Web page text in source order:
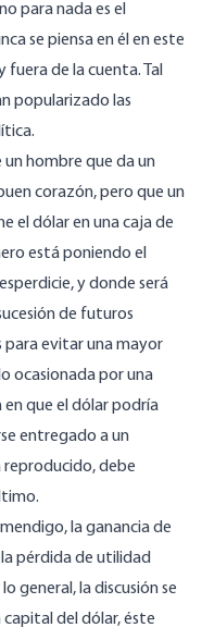
para nada es el
se piensa en él en este
de la cuenta. Tal
popularizado las
un hombre que da un
corazón, pero que un
el dólar en una caja de
está poniendo el
y donde será
de futuros
para evitar una mayor
ocasionada por una
en que el dólar podría
entregado a un
debe
la ganancia de
pérdida de utilidad
general, la discusión se
capital del dólar, éste